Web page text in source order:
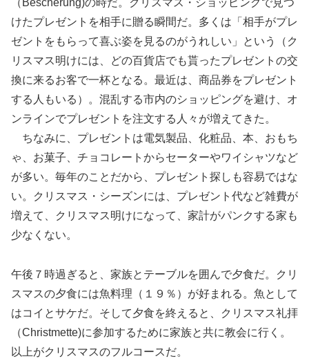
（Bescherung)の時だ。クリスマス・ショッピングで見つ
けたプレゼントを相手に贈る瞬間だ。多くは「相手がプレ
ゼントをもらって喜ぶ姿を見るのがうれしい」という（ク
リスマス明けには、どの百貨店でも貰ったプレゼントの交
換に来るお客で一杯となる。最近は、商品券をプレゼント
する人もいる）。混乱する市内のショッピングを避け、オ
ンラインでプレゼントを注文する人々が増えてきた。
ちなみに、プレゼントは電気製品、化粧品、本、おもち
ゃ、お菓子、チョコレートからセーターやワイシャツなど
が多い。毎年のことだから、プレゼント探しも容易ではな
い。クリスマス・シーズンには、プレゼント代など雑費が
増えて、クリスマス明けになって、家計がパンクする家も
少なくない。
午後７時過ぎると、家族とテーブルを囲んで夕食だ。クリ
スマスの夕食には魚料理（１９％）が好まれる。魚として
はコイとサケだ。そして夕食を終えると、クリスマス礼拝
（Christmette)に参加するために家族と共に教会に行く。
以上がクリスマスのフルコースだ。